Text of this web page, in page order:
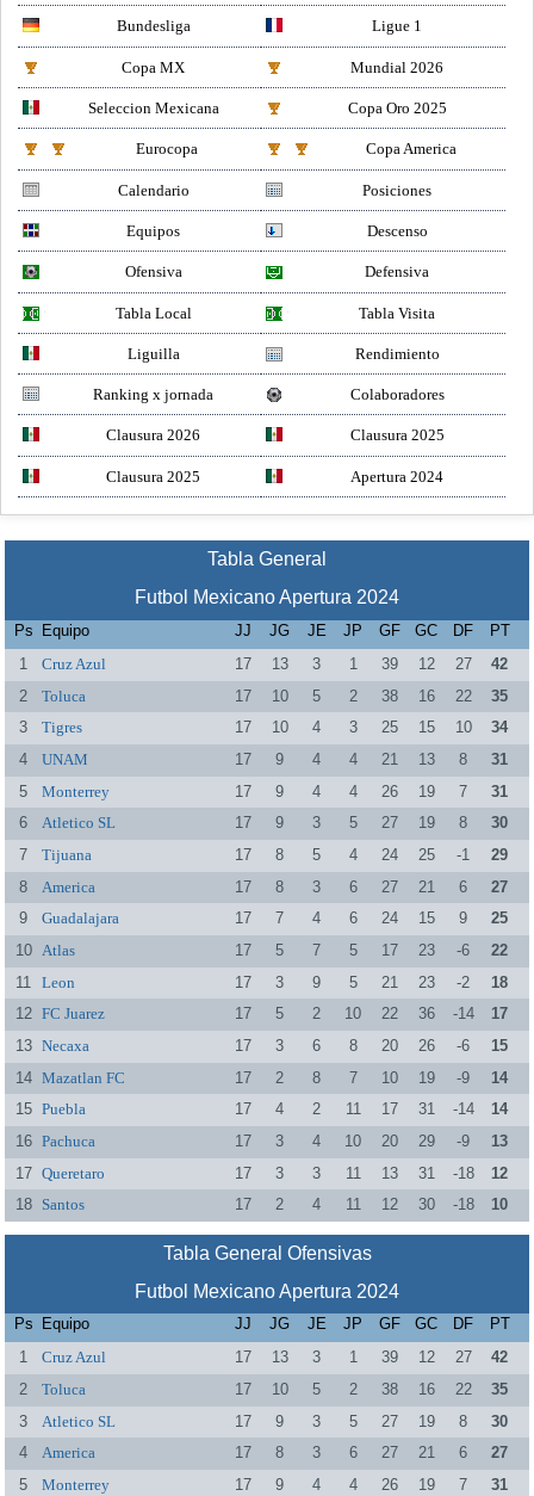
Bundesliga Ligue 1
Copa MX Mundial 2026
Seleccion Mexicana Copa Oro 2025
Eurocopa Copa America
Calendario Posiciones
Equipos Descenso
Ofensiva Defensiva
Tabla Local Tabla Visita
Liguilla Rendimiento
Ranking x jornada Colaboradores
Clausura 2026 Clausura 2025
Clausura 2025 Apertura 2024
Tabla General
Futbol Mexicano Apertura 2024
Ps Equipo JJ JG JE JP GF GC DF
PT
1
Cruz Azul 17 13 3 1 39 12 27
42
2
Toluca 17 10 5 2 38 16 22
35
3
Tigres 17 10 4 3 25 15 10
34
4
UNAM 17 9 4 4 21 13 8
31
5
Monterrey 17 9 4 4 26 19 7
31
6
Atletico SL 17 9 3 5 27 19 8
30
7
Tijuana 17 8 5 4 24 25 -1
29
8
America 17 8 3 6 27 21 6
27
9
Guadalajara 17 7 4 6 24 15 9
25
10 Atlas 17 5 7 5 17 23 -6
22
11
Leon 17 3 9 5 21 23 -2
18
12 FC Juarez 17 5 2 10 22 36 -14
17
13 Necaxa 17 3 6 8 20 26 -6
15
14 Mazatlan FC 17 2 8 7 10 19 -9
14
15 Puebla 17 4 2 11 17 31 -14
14
16 Pachuca 17 3 4 10 20 29 -9
13
17 Queretaro 17 3 3 11 13 31 -18
12
18
Santos 17 2 4 11 12 30 -18 10
Tabla General Ofensivas
Futbol Mexicano Apertura 2024
Ps Equipo JJ JG JE JP GF GC DF
PT
1
Cruz Azul 17 13 3 1 39 12 27
42
2
Toluca 17 10 5 2 38 16 22
35
3
Atletico SL 17 9 3 5 27 19 8
30
4
America 17 8 3 6 27 21 6
27
5
Monterrey 17 9 4 4 26 19 7
31